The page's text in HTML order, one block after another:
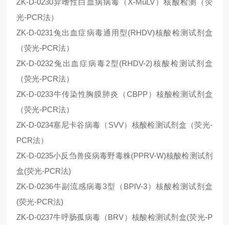
ZK-D-0230异嗜性白血病病毒（X-MuLV）核酸检测（荧
光-PCR法）
ZK-D-0231兔出血症病毒通用型(RHDV)核酸检测试剂盒
（荧光-PCR法）
ZK-D-0232兔出血症病毒2型(RHDV-2)核酸检测试剂盒
（荧光-PCR法）
ZK-D-0233牛传染性胸膜肺炎（CBPP）核酸检测试剂盒
（荧光-PCR法）
ZK-D-0234塞尼卡谷病毒（SVV）核酸检测试剂盒（荧光-
PCR法）
ZK-D-0235小反刍兽疫病毒野毒株(PPRV-W)核酸检测试剂
盒(荧光-PCR法)
ZK-D-0236牛副流感病毒3型（BPIV-3）核酸检测试剂盒
(荧光-PCR法)
ZK-D-0237牛呼肠孤病毒（BRV）核酸检测试剂盒(荧光-P